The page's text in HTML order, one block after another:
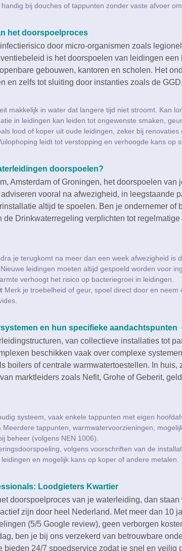
handig bij douches of tappunten zonder vaste afvoer
het doorspoelproces
door micro-organismen zoals
is het doorspoelen van leidingen
gebouwen, kantoren en scholen.​ Het
en zelfs tot sluiting door instanties zoals de GGD.​
makkelijk in water dat langere tijd niet stroomt.​ Kan
in leidingen kan leiden tot ongewenste smaken,
lood of koper uit oude leidingen, zeker bij renovaties
leidt tot verstopping en verhoogde kans op
doorspoelen?
Amsterdam of Groningen, het doorspoelen van
vooral na afwezigheid, in leegstaande
altijd te spoelen.​ Ben je ondernemer of
de Drinkwaterregeling verplichten tot
je terugkomt na meer dan een week afwezigheid is
Nieuwe leidingen moeten altijd gespoeld worden voor
verhoogt het risico op bacteriegroei in leidingen.​
Merk je troebelheid of geur, spoel direct door en neem
en hun specifieke aandachtspunten
van collectieve installaties tot
beschikken vaak over complexe
boilers of centrale warmwatertoestellen.​ In huis,
marktleiders zoals Nefit, Grohe of Geberit,
systeem, vaak enkele tappunten met eigen
Meerdere tappunten, warmwatervoorzieningen,
beheer (volgens NEN 1006).​
volgens voorschriften van de
en mogelijk kans op koper of andere metalen.​
Loodgieters Kwartier
doorspoelproces van je waterleiding, dan
zijn door heel Nederland.​ Met meer dan 10
(5/5 Google review), geen verborgen
ben je bij ons verzekerd van betrouwbare
bieden 24/7 spoedservice zodat je snel en veilig